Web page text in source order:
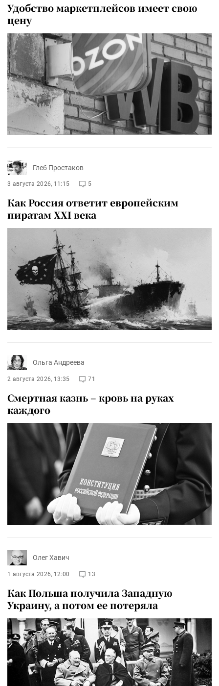
Удобство маркетплейсов имеет свою
цену
Глеб Простаков
3 августа 2026, 11:15 5
Как Россия ответит европейским
пиратам XXI века
Ольга Андреева
2 августа 2026, 13:35 71
Смертная казнь – кровь на руках
каждого
Олег Хавич
1 августа 2026, 12:00 13
Как Польша получила Западную
Украину, а потом ее потеряла